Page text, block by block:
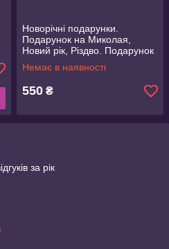
Новорічні подарунки.
Подарунок на Миколая,
Новий рік, Різдво. Подарунок
сину, донці, хрещениці,
хрещенику
Немає в наявності
550 ₴
за рік